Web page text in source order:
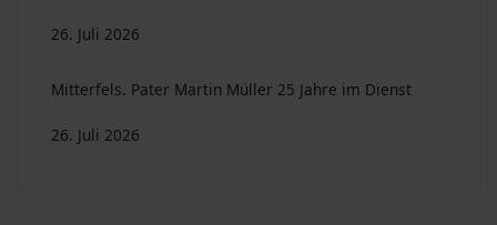
26. Juli 2026
Mitterfels. Pater Martin Müller 25 Jahre im Dienst
26. Juli 2026